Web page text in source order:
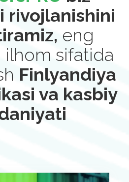
rivojlanishini
eng
ilhom sifatida
Finlyandiya
va kasbiy